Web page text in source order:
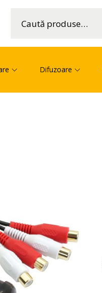
Difuzoare